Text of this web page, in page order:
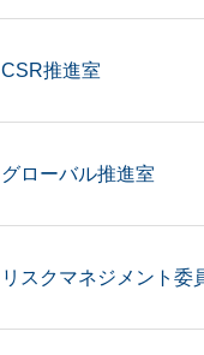
CSR推進室
グローバル推進室
リスクマネジメント委